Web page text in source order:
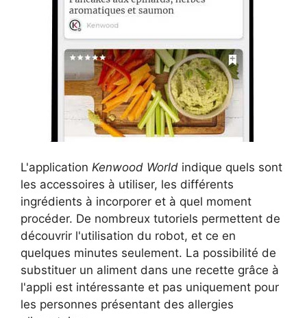
L'application Kenwood World indique quels sont
les accessoires à utiliser, les différents
ingrédients à incorporer et à quel moment
procéder. De nombreux tutoriels permettent de
découvrir l'utilisation du robot, et ce en
quelques minutes seulement. La possibilité de
substituer un aliment dans une recette grâce à
l'appli est intéressante et pas uniquement pour
les personnes présentant des allergies